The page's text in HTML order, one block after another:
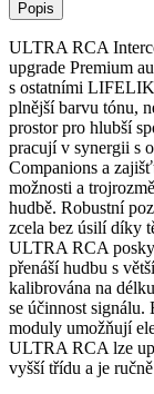
Popis
ULTRA RCA
upgrade Premium
s ostatními
plnější barvu tónu,
prostor pro hlubší
pracují v synergii s
Companions a
možnosti a
hudbě. Robustní
zcela bez úsilí díky
ULTRA RCA
přenáší hudbu s
kalibrována na
se účinnost signálu.
moduly umožňují
ULTRA RCA lze
vyšší třídu a je